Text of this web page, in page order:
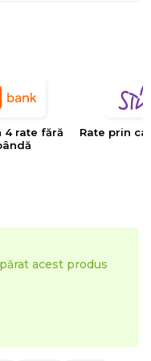
informatiilor de pe
4 rate fără
Rate prin
acest produs